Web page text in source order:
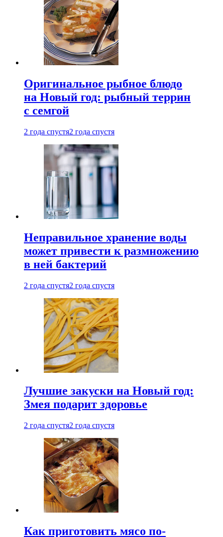
Оригинальное рыбное блюдо
на Новый год: рыбный террин
с семгой
2 года спустя2 года спустя
Неправильное хранение воды
может привести к размножению
в ней бактерий
2 года спустя2 года спустя
Лучшие закуски на Новый год:
Змея подарит здоровье
2 года спустя2 года спустя
Как приготовить мясо по-